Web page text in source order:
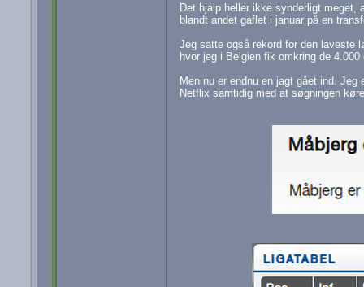
Det hjalp heller ikke synderligt meget,
blandt andet gaflet i januar på en
Jeg satte også rekord for den laveste
hvor jeg i Belgien fik omkring de
Men nu er endnu en jagt gået ind.
Netflix samtidig med at søgningen